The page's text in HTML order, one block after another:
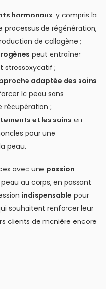
hormonaux, y compris la
de régénération,
de collagène ;
peut entraîner
stressoxydatif ;
adaptée des soins
la peau sans
récupération ;
et les soins en
pour une
peau.
avec une passion
peau au corps, en passant
indispensable pour
souhaitent renforcer leur
clients de manière encore